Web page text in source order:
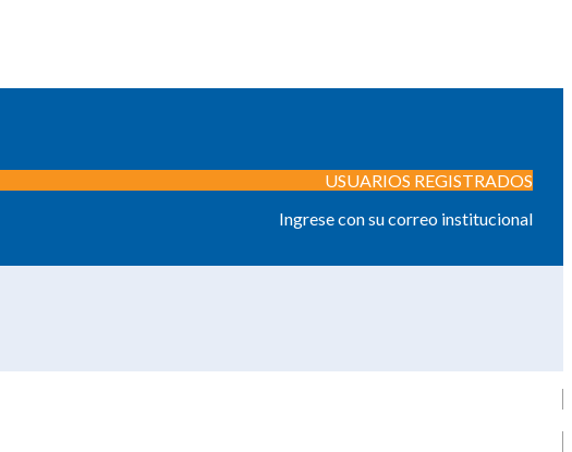
USUARIOS REGISTRADOS
Ingrese con su correo institucional